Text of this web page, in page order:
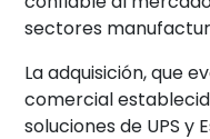
sectores
La adquisición, que
comercial
soluciones de UPS